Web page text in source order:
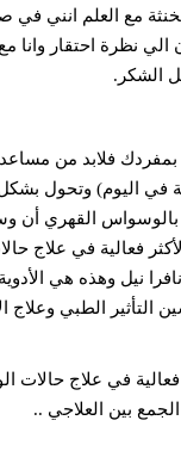
مع العلم انني في
نظرة احتقار وانا مع
الشكر.
فلابد من
في اليوم) وتحول بشكل
بالوسواس القهري أن
فعالية في علاج
نيل وهذه هي الأدوية
التأثير الطبي وعلاج
في علاج حالات
بين العلاجي ..